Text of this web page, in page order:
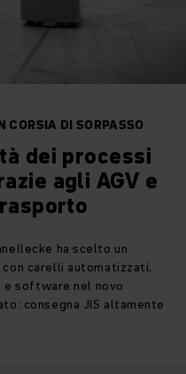
DI SORPASSO
dei processi
agli AGV e
ha scelto un
carelli automatizzati,
software nel novo
consegna JIS altamente